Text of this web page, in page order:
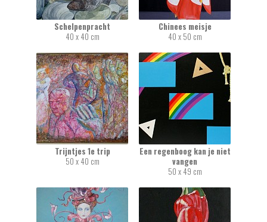
Schelpenpracht
40 x 40 cm
Chinees meisje
40 x 50 cm
Trijntjes 1e trip
50 x 40 cm
Een regenboog kan je niet
vangen
50 x 49 cm